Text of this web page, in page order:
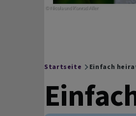
Breadcrumb
Startseite Einfach